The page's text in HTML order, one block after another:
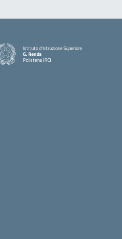
Istituto d'Istruzione Superiore
G. Renda
Polistena (RC)